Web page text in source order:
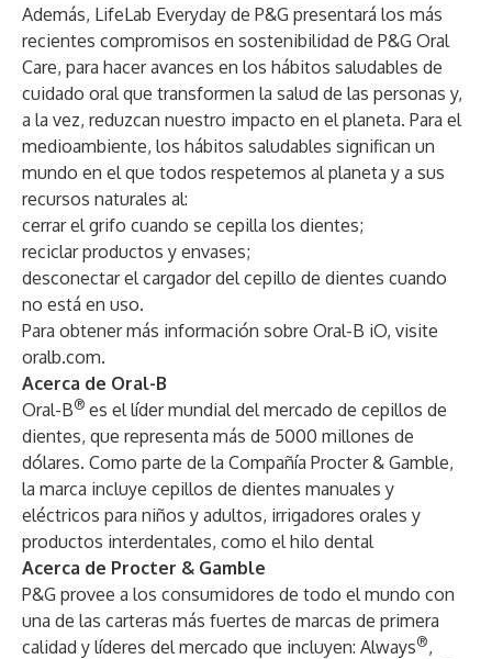
Además, LifeLab Everyday de P&G presentará los más
recientes compromisos en sostenibilidad de P&G Oral
Care, para hacer avances en los hábitos saludables de
cuidado oral que transformen la salud de las personas y,
a la vez, reduzcan nuestro impacto en el planeta. Para el
medioambiente, los hábitos saludables significan un
mundo en el que todos respetemos al planeta y a sus
recursos naturales al:
cerrar el grifo cuando se cepilla los dientes;
reciclar productos y envases;
desconectar el cargador del cepillo de dientes cuando
no está en uso.
Para obtener más información sobre Oral-B iO, visite
oralb.com.
Acerca de Oral-B
Oral-B® es el líder mundial del mercado de cepillos de
dientes, que representa más de 5000 millones de
dólares. Como parte de la Compañía Procter & Gamble,
la marca incluye cepillos de dientes manuales y
eléctricos para niños y adultos, irrigadores orales y
productos interdentales, como el hilo dental
Acerca de Procter & Gamble
P&G provee a los consumidores de todo el mundo con
una de las carteras más fuertes de marcas de primera
calidad y líderes del mercado que incluyen: Always®,